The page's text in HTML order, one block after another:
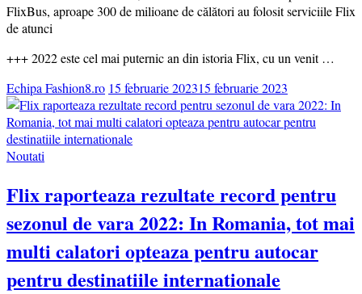
FlixBus, aproape 300 de milioane de călători au folosit serviciile Flix
de atunci
+++ 2022 este cel mai puternic an din istoria Flix, cu un venit …
Echipa Fashion8.ro 15 februarie 202315 februarie 2023
Noutati
Flix raporteaza rezultate record pentru
sezonul de vara 2022: In Romania, tot mai
multi calatori opteaza pentru autocar
pentru destinatiile internationale